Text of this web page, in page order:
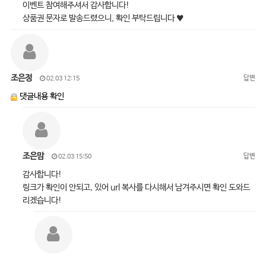
이벤트 참여해주셔서 감사합니다!
상품권 문자로 발송드렸으니, 확인 부탁드립니다 ♥
조은정 02.03 12:15 답변
댓글내용 확인
조은맘 02.03 15:50 답변
감사합니다!
링크가 확인이 안되고, 있어 url 복사를 다시해서 남겨주시면 확인 도와드
리겠습니다!